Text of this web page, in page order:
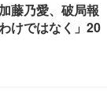
藤乃愛、破局報
けではなく」20